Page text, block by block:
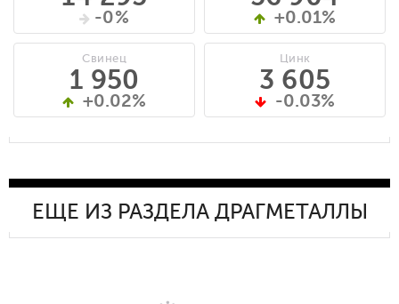
-0%
Свинец
1 950
+0.02%
+0.01%
Цинк
3 605
-0.03%
ЕЩЕ ИЗ РАЗДЕЛА ДРАГМЕТАЛЛЫ